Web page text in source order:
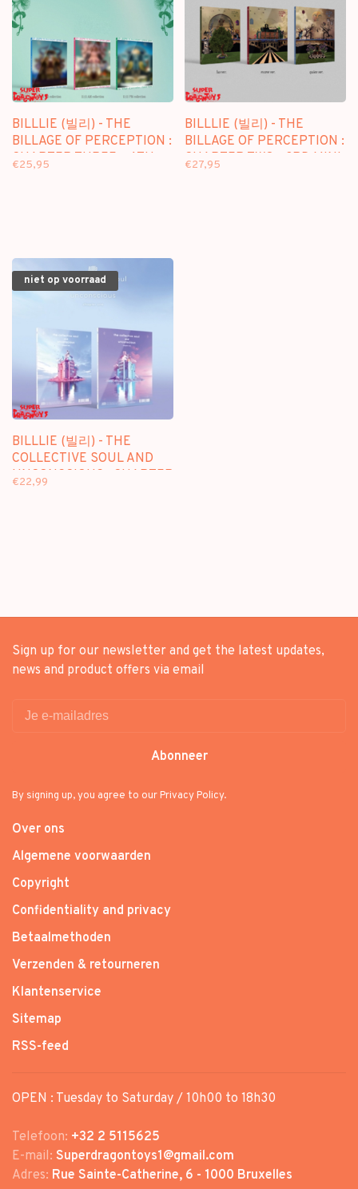
BILLLIE (빌리) - THE
BILLAGE OF PERCEPTION :
CHAPTER THREE - 4TH
€25,95
BILLLIE (빌리) - THE
BILLAGE OF PERCEPTION :
CHAPTER TWO - 3RD MINI
€27,95
niet op voorraad
BILLLIE (빌리) - THE
COLLECTIVE SOUL AND
UNCONSCIOUS : CHAPTER
€22,99
Sign up for our newsletter and get the latest updates,
news and product offers via email
Abonneer
By signing up, you agree to our Privacy Policy.
Over ons
Algemene voorwaarden
Copyright
Confidentiality and privacy
Betaalmethoden
Verzenden & retourneren
Klantenservice
Sitemap
RSS-feed
OPEN : Tuesday to Saturday / 10h00 to 18h30
Telefoon: +32 2 5115625
E-mail: Superdragontoys1@gmail.com
Adres: Rue Sainte-Catherine, 6 - 1000 Bruxelles